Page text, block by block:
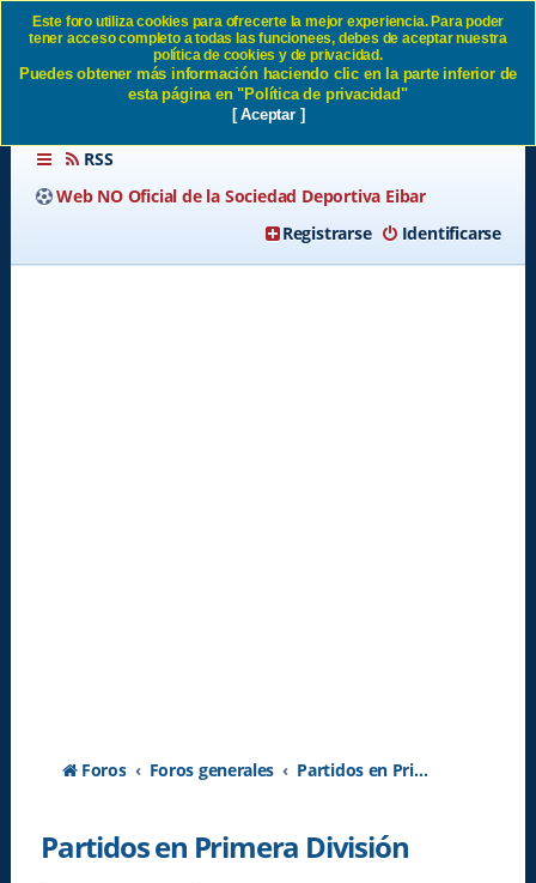
Partidos en Primera División
SD Eibar
RSS
Web NO Oficial de la Sociedad Deportiva Eibar
Identificarse
Registrarse
Foros Foros generales Partidos en Primera División
Partidos en Primera División
Este foro utiliza cookies para ofrecerte la mejor experiencia. Para poder
tener acceso completo a todas las funcionees, debes de aceptar nuestra
política de cookies y de privacidad.
Puedes obtener más información haciendo clic en la parte inferior de
esta página en "Política de privacidad"
[ Aceptar ]